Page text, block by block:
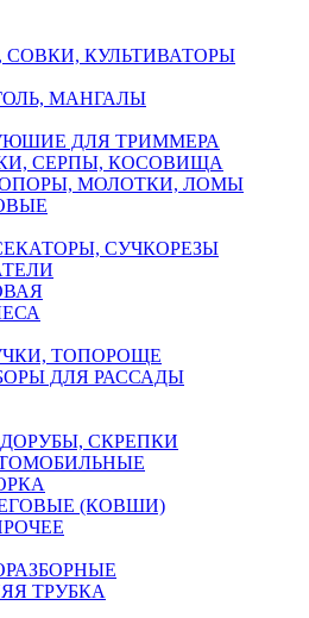
СОВКИ, КУЛЬТИВАТОРЫ
МАНГАЛЫ
ДЛЯ ТРИММЕРА
СЕРПЫ, КОСОВИЩА
МОЛОТКИ, ЛОМЫ
СУЧКОРЕЗЫ
ТОПОРОЩЕ
ДЛЯ РАССАДЫ
СКРЕПКИ
(КОВШИ)
ТРУБКА